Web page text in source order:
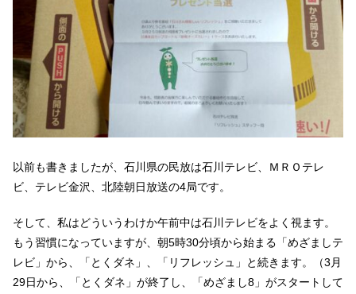
以前も書きましたが、石川県の民放は石川テレビ、ＭＲＯテレ
ビ、テレビ金沢、北陸朝日放送の4局です。
そして、私はどういうわけか午前中は石川テレビをよく視ます。
もう習慣になっていますが、朝5時30分頃から始まる「めざましテ
レビ」から、「とくダネ」、「リフレッシュ」と続きます。（3月
29日から、「とくダネ」が終了し、「めざまし8」がスタートして